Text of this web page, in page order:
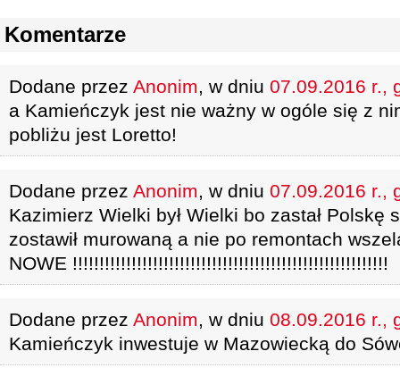
Komentarze
Dodane przez Anonim, w dniu 07.09.2016 r.,
a Kamieńczyk jest nie ważny w ogóle się z
pobliżu jest Loretto!
Dodane przez Anonim, w dniu 07.09.2016 r.,
Kazimierz Wielki był Wielki bo zastał Polskę
zostawił murowaną a nie po remontach
NOWE !!!!!!!!!!!!!!!!!!!!!!!!!!!!!!!!!!!!!!!!!!!!!!!!!!!!!!!!!!!
Dodane przez Anonim, w dniu 08.09.2016 r.,
Kamieńczyk inwestuje w Mazowiecką do